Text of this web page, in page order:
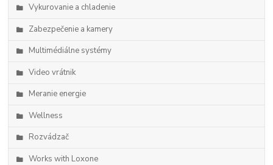
Vykurovanie a chladenie
Zabezpečenie a kamery
Multimédiálne systémy
Video vrátnik
Meranie energie
Wellness
Rozvádzač
Works with Loxone